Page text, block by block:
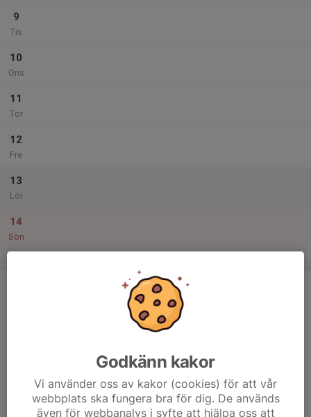
9
Tis
10
Ons
11
Tor
12
Fre
13
Lör
14
Sön
MTB-träning
Godkänn kakor
Vi använder oss av kakor (cookies) för att vår
webbplats ska fungera bra för dig. De används
även för webbanalys i syfte att hjälpa oss att